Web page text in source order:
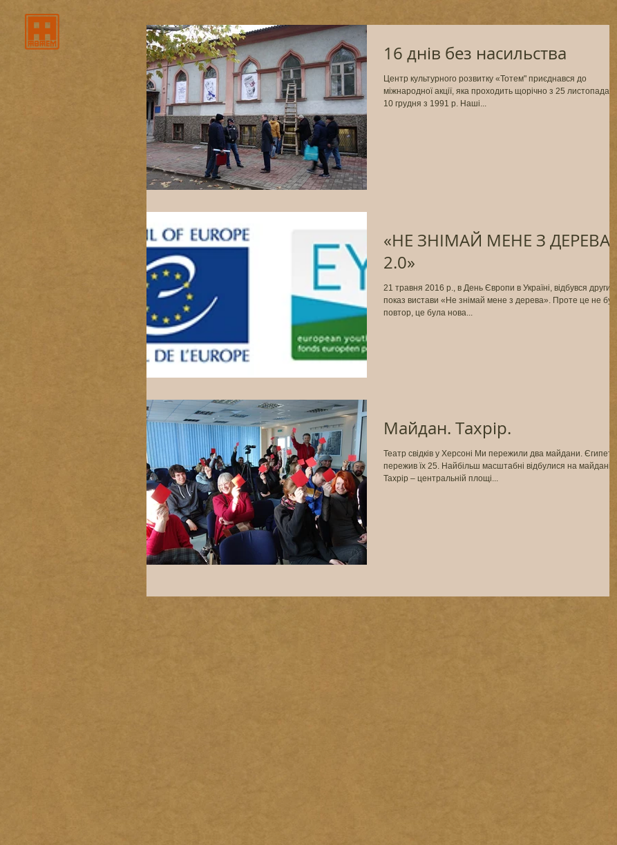
16 днів без насильства
Центр культурного розвитку «Тотем" приєднався до
міжнародної акції, яка проходить щорічно з 25 листопада по
10 грудня з 1991 р. Наші...
«НЕ ЗНІМАЙ МЕНЕ З ДЕРЕВА
2.0»
21 травня 2016 р., в День Європи в Україні, відбувся другий
показ вистави «Не знімай мене з дерева». Проте це не був
повтор, це була нова...
Майдан. Тахрір.
Театр свідків у Херсоні Ми пережили два майдани. Єгипет
пережив їх 25. Найбільш масштабні відбулися на майдані
Тахрір – центральній площі...